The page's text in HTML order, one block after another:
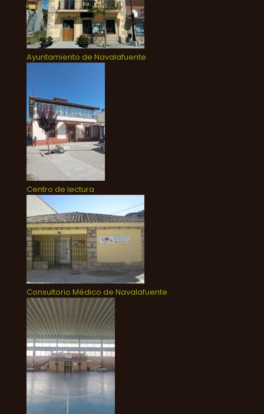
Ayuntamiento de Navalafuente
Centro de lectura
Consultorio Médico de Navalafuente